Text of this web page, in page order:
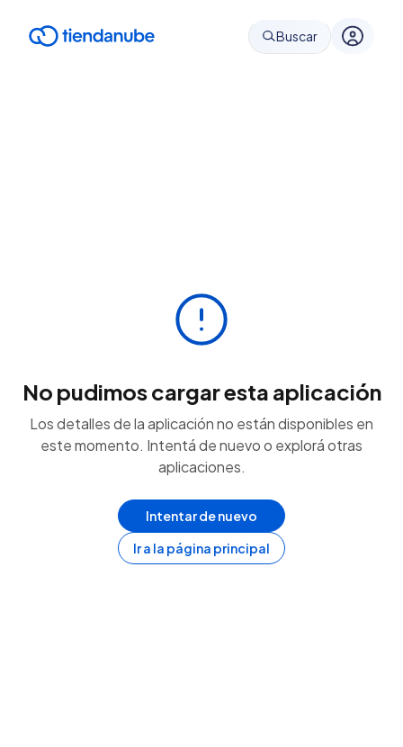
Buscar
No pudimos cargar esta aplicación
Los detalles de la aplicación no están disponibles en
este momento. Intentá de nuevo o explorá otras
aplicaciones.
Intentar de nuevo
Ir a la página principal